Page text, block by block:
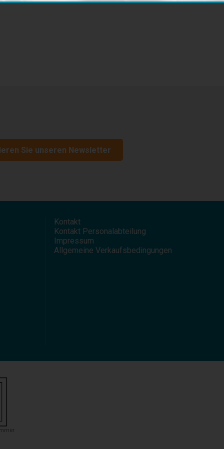
Sie unseren Newsletter
Kontakt
Kontakt Personalabteilung
Impressum
Allgemeine Verkaufsbedingungen